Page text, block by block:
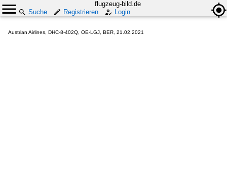
flugzeug-bild.de
Suche
Registrieren Login
Austrian Airlines, DHC-8-402Q, OE-LGJ, BER, 21.02.2021